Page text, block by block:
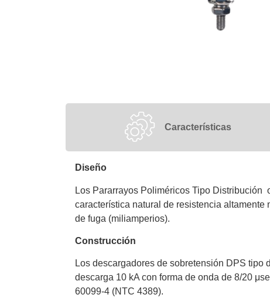
Características
Diseño
Los Pararrayos Poliméricos Tipo Distribución
característica natural de resistencia
de fuga (miliamperios).
Construcción
Los descargadores de sobretensión DPS
descarga 10 kA con forma de onda de 8/20
60099-4 (NTC 4389).